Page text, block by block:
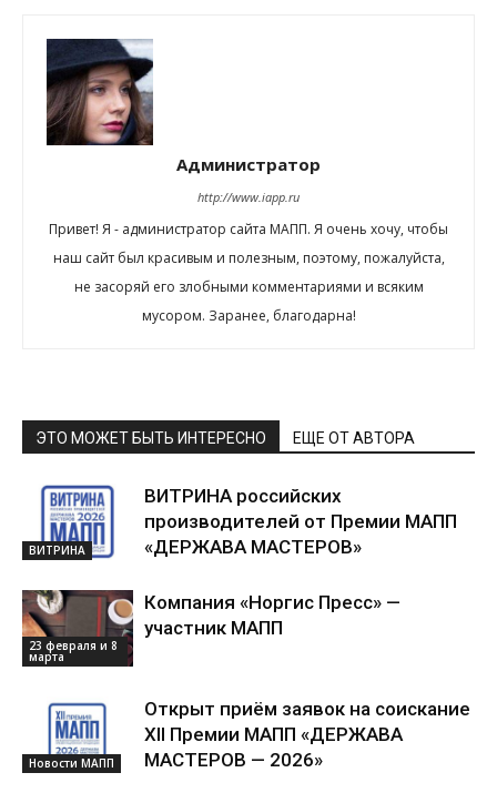
Администратор
http://www.iapp.ru
Привет! Я - администратор сайта МАПП. Я очень хочу, чтобы
наш сайт был красивым и полезным, поэтому, пожалуйста,
не засоряй его злобными комментариями и всяким
мусором. Заранее, благодарна!
ЭТО МОЖЕТ БЫТЬ ИНТЕРЕСНО ЕЩЕ ОТ АВТОРА
ВИТРИНА
ВИТРИНА российских
производителей от Премии МАПП
«ДЕРЖАВА МАСТЕРОВ»
23 февраля и 8
марта
Компания «Норгис Пресс» —
участник МАПП
Новости МАПП
Открыт приём заявок на соискание
XII Премии МАПП «ДЕРЖАВА
МАСТЕРОВ — 2026»